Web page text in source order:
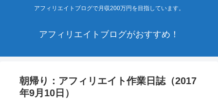
アフィリエイトブログで月収200万円を目指しています。
アフィリエイトブログがおすすめ！
朝帰り：アフィリエイト作業日誌（2017
年9月10日）